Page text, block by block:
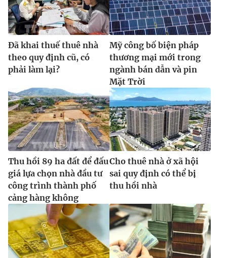
Đã khai thuế thuê nhà
theo quy định cũ, có
phải làm lại?
Mỹ công bố biện pháp
thương mại mới trong
ngành bán dẫn và pin
Mặt Trời
Thu hồi 89 ha đất để đấu
giá lựa chọn nhà đầu tư
công trình thành phố
cảng hàng không
Cho thuê nhà ở xã hội
sai quy định có thể bị
thu hồi nhà